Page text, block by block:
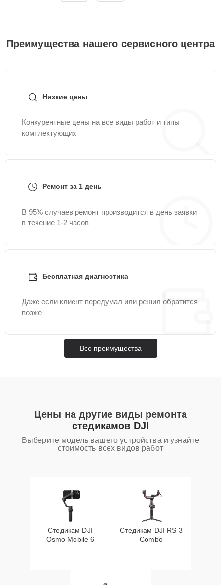
Преимущества нашего сервисного центра
Низкие цены
Конкурентные цены на все виды работ и типы
комплектующих
Ремонт за 1 день
В 95% случаев ремонт производится в день заявки
в течение 1-2 часов
Бесплатная диагностика
Даже если клиент передумал или решил обратится
позже
Все преимущества
Цены на другие виды ремонта
стедикамов DJI
Выберите модель вашего устройства и узнайте
стоимость всех видов работ
Стедикам DJI
Osmo Mobile 6
Стедикам DJI RS 3
Combo